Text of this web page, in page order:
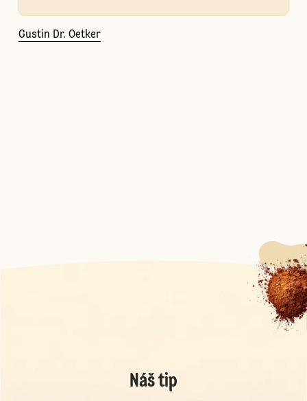
Gustin Dr. Oetker
Náš tip